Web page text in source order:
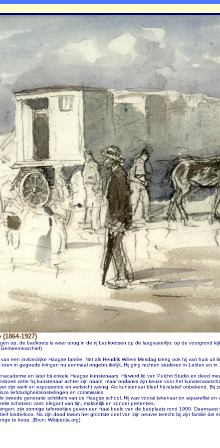
1927)
op, de badkoets is weer terug in de rij badkoetsen op de laagwaterlijn; op de voorgrond
een invloedrijke Haagse familie. Net als Hendrik Willem Mesdag kreeg ook hij van huis uit
in gegoede kringen nu eenmaal ongebruikelijk. Hij ging rechten studeren in Leiden en
en later bij enkele Haagse kunstenaars. Hij werd lid van Pulchri Studio en deed
zette hij kunstenaar achter zijn naam, maar ondanks zijn keuze voor het
zijn werk en exposeerde en verkocht weinig. Als kunstenaar bleef hij relatief onbekend. Bij
liefdadigheidsinstellingen en commissies.
tweede generatie schilders van de Haagse school. Hij was vooral tekenaar en aquarellist en
schetsen vast: elegant van lijn, makkelijk en zonder pretenties.
zijn zonnige tafereeltjes geven een fraai beeld van de badplaats rond 1900. Daarnaast
kinderloos. Na zijn dood kwam het grootste deel van zijn oeuvre terecht bij zijn familie die
te koop. (Bron: Wikipedia.org)